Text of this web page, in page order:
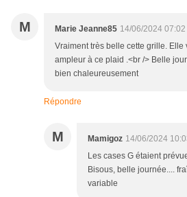
M Marie Jeanne85 14/06/2024 07:02
Vraiment très belle cette grille. Elle
ampleur à ce plaid .<br /> Belle
bien chaleureusement
Répondre
M Mamigoz 14/06/2024
Les cases G étaient
Bisous, belle journée....
variable